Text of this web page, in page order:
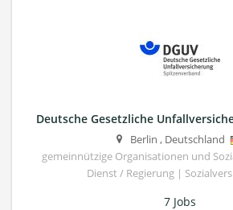
Deutsche Gesetzliche
Berlin , Deutschland
gemeinnützige Organisationen und
Dienst / Regierung |
7 Jobs